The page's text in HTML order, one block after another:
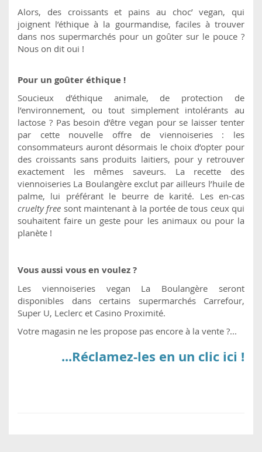
Alors, des croissants et pains au choc’ vegan, qui
joignent l’éthique à la gourmandise, faciles à trouver
dans nos supermarchés pour un goûter sur le pouce ?
Nous on dit oui !
Pour un goûter éthique !
Soucieux d’éthique animale, de protection de
l’environnement, ou tout simplement intolérants au
lactose ? Pas besoin d’être vegan pour se laisser tenter
par cette nouvelle offre de viennoiseries : les
consommateurs auront désormais le choix d’opter pour
des croissants sans produits laitiers, pour y retrouver
exactement les mêmes saveurs. La recette des
viennoiseries La Boulangère exclut par ailleurs l’huile de
palme, lui préférant le beurre de karité. Les en-cas
cruelty free sont maintenant à la portée de tous ceux qui
souhaitent faire un geste pour les animaux ou pour la
planète !
Vous aussi vous en voulez ?
Les viennoiseries vegan La Boulangère seront
disponibles dans certains supermarchés Carrefour,
Super U, Leclerc et Casino Proximité.
Votre magasin ne les propose pas encore à la vente ?...
...Réclamez-les en un clic ici !